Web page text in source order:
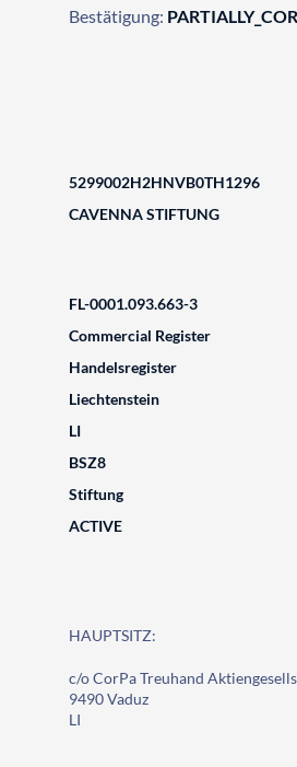
Bestätigung:
5299002H2HNVB0TH1296
CAVENNA STIFTUNG
FL-0001.093.663-3
Commercial Register
Handelsregister
Liechtenstein
LI
BSZ8
Stiftung
ACTIVE
HAUPTSITZ:
c/o CorPa Treuhand
9490 Vaduz
LI